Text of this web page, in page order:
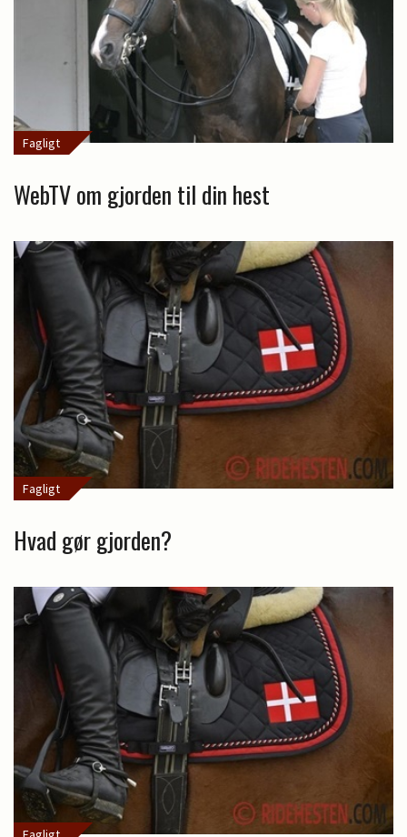
Fagligt
WebTV om gjorden til din hest
Fagligt
Hvad gør gjorden?